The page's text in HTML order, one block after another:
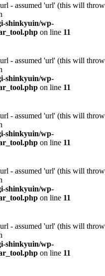
- assumed 'url' (this will throw
shinkyuin/wp-
on line 11
- assumed 'url' (this will throw
shinkyuin/wp-
on line 11
- assumed 'url' (this will throw
shinkyuin/wp-
on line 11
- assumed 'url' (this will throw
shinkyuin/wp-
on line 11
- assumed 'url' (this will throw
shinkyuin/wp-
on line 11